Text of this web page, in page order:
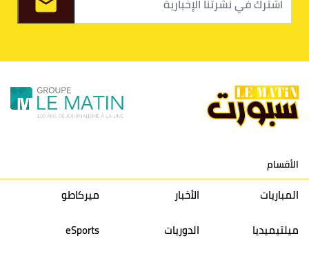
9 الكوكب المراكشي 30
27
26
36
10 النادي المكناسي 30
24
33
36
11 نادي النهضة زمامرة 30
28
37
33
13 إتحاد تواركة 30
32
40
31
الأقسام
المباريات الأخبار
ميركاطو
ميلتيميديا
الدوريات eSports